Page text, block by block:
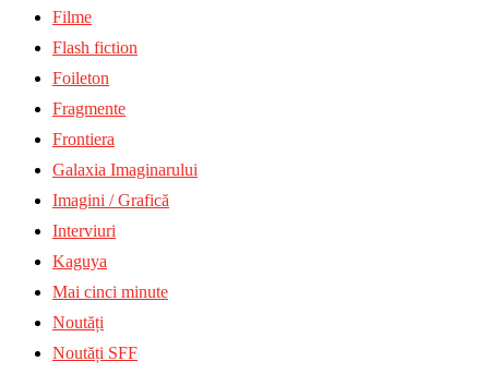
Filme
Flash fiction
Foileton
Fragmente
Frontiera
Galaxia Imaginarului
Imagini / Grafică
Interviuri
Kaguya
Mai cinci minute
Noutăți
Noutăți SFF